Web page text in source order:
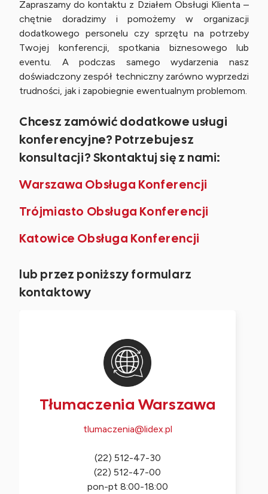
Zapraszamy do kontaktu z Działem Obsługi Klienta –
chętnie doradzimy i pomożemy w organizacji
dodatkowego personelu czy sprzętu na potrzeby
Twojej konferencji, spotkania biznesowego lub
eventu. A podczas samego wydarzenia nasz
doświadczony zespół techniczny zarówno wyprzedzi
trudności, jak i zapobiegnie ewentualnym problemom.
Chcesz zamówić dodatkowe usługi
konferencyjne? Potrzebujesz
konsultacji? Skontaktuj się z nami:
Warszawa Obsługa Konferencji
Trójmiasto Obsługa Konferencji
Katowice Obsługa Konferencji
lub przez poniższy formularz
kontaktowy
Tłumaczenia Warszawa
tlumaczenia@lidex.pl
(22) 512-47-30
(22) 512-47-00
pon-pt 8:00-18:00